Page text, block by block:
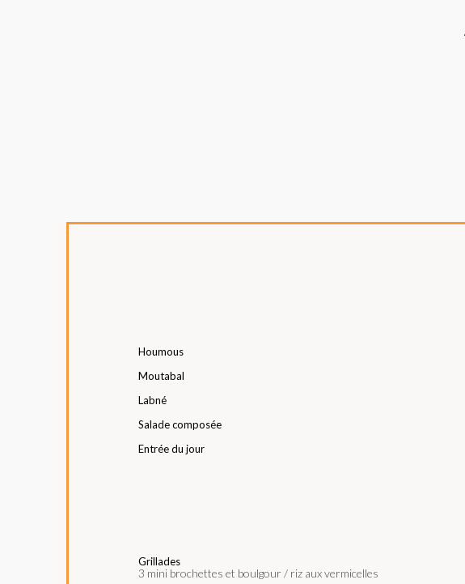
Houmous
Moutabal
Labné
Salade composée
Entrée du jour
Grillades
3 mini brochettes et boulgour / riz aux vermicelles